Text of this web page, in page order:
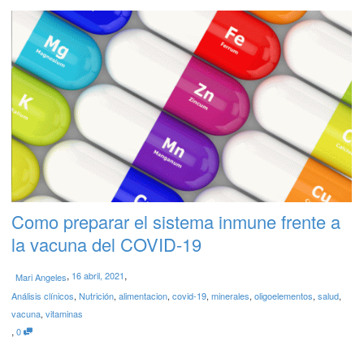
Como preparar el sistema inmune frente a
la vacuna del COVID-19
Mari Angeles, 16 abril, 2021,
Análisis clínicos, Nutrición, alimentacion, covid-19, minerales, oligoelementos, salud,
vacuna, vitaminas
, 0